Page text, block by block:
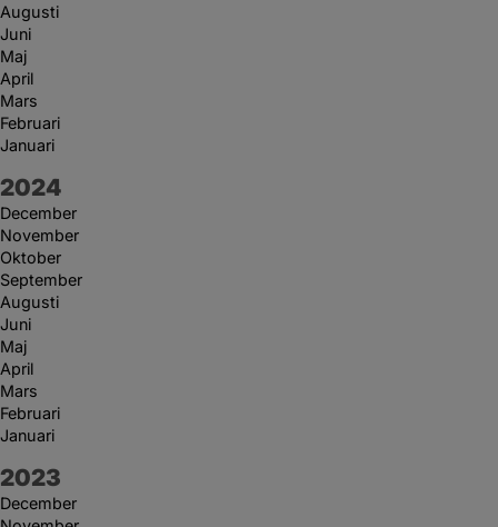
Augusti
Juni
Maj
April
Mars
Februari
Januari
År:
2024
December
November
Oktober
September
Augusti
Juni
Maj
April
Mars
Februari
Januari
År:
2023
December